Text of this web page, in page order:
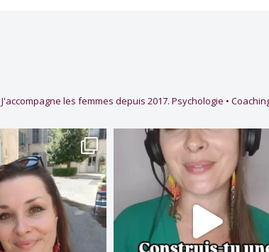
J'accompagne les femmes depuis 2017. Psychologie •